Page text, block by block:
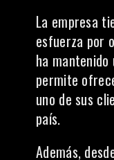
La empresa
esfuerza por
ha
permite
uno de sus
país.
Además,